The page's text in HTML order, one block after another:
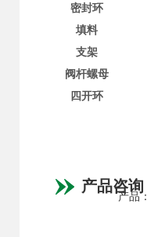
密封环
填料
支架
阀杆螺母
四开环
产品咨询
产品：